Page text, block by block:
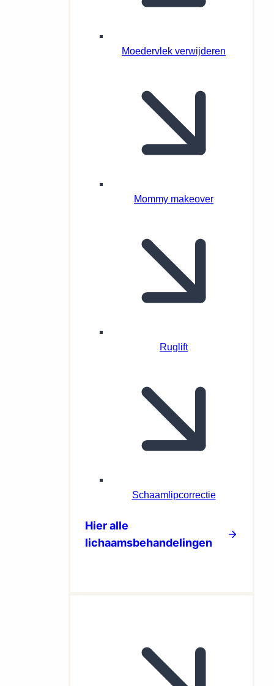
Moedervlek verwijderen
Mommy makeover
Ruglift
Schaamlipcorrectie
Hier alle
lichaamsbehandelingen